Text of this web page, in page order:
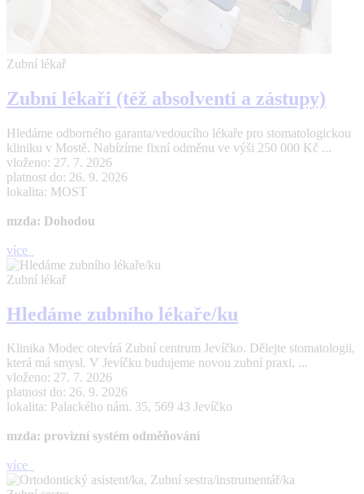
Zubní lékař
Zubní lékaři (též absolventi a zástupy)
Hledáme odborného garanta/vedoucího lékaře pro stomatologickou
kliniku v Mostě. Nabízíme fixní odměnu ve výši 250 000 Kč ...
vloženo: 27. 7. 2026
platnost do: 26. 9. 2026
lokalita: MOST
mzda: Dohodou
více
Zubní lékař
Hledáme zubního lékaře/ku
Klinika Modec otevírá Zubní centrum Jevíčko. Dělejte stomatologii,
která má smysl. V Jevíčku budujeme novou zubní praxi, ...
vloženo: 27. 7. 2026
platnost do: 26. 9. 2026
lokalita: Palackého nám. 35, 569 43 Jevíčko
mzda: provizní systém odměňování
více